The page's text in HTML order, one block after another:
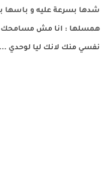
شدها بسرعة عليه و باسها
همسلها : انا مش
نفسي منك لانك ليا لوحدي